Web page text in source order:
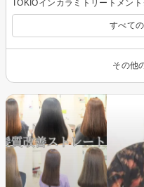
TOKIOインカラミトリートメン
すべて
その他